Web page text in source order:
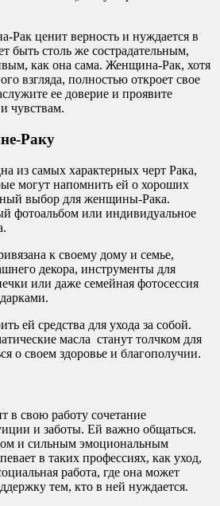
ценит верность и нуждается в
быть столь же сострадательным,
как она сама. Женщина-Рак, хотя
взгляда, полностью откроет свое
ее доверие и проявите
чувствам.
Раку
из самых характерных черт Рака,
могут напомнить ей о хороших
выбор для женщины-Рака.
фотоальбом или индивидуальное
к своему дому и семье,
декора, инструменты для
или даже семейная фотосессия
ей средства для ухода за собой.
масла станут толчком для
о своем здоровье и благополучии.
в свою работу сочетание
и заботы. Ей важно общаться.
и сильным эмоциональным
в таких профессиях, как уход,
работа, где она может
тем, кто в ней нуждается.